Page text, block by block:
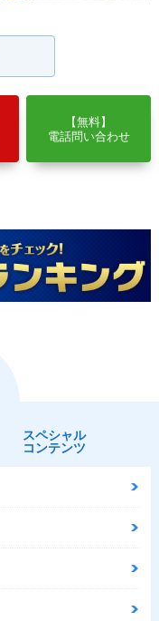
【無料】
電話問い合わせ
スペシャル
コンテンツ